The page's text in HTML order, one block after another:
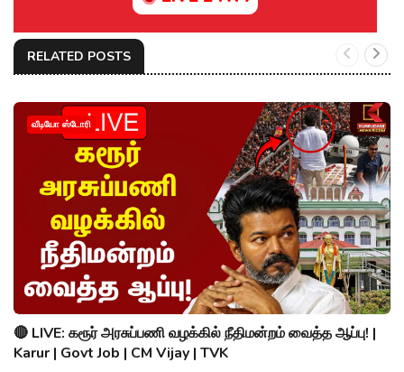
RELATED POSTS
வீடியோ ஸ்டோரி
🔴 LIVE: கரூர் அரசுப்பணி வழக்கில் நீதிமன்றம் வைத்த ஆப்பு! |
Karur | Govt Job | CM Vijay | TVK